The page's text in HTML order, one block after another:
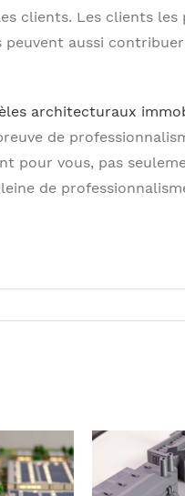
clients. Les clients les
aussi
architecturaux
de
pour vous, pas
de